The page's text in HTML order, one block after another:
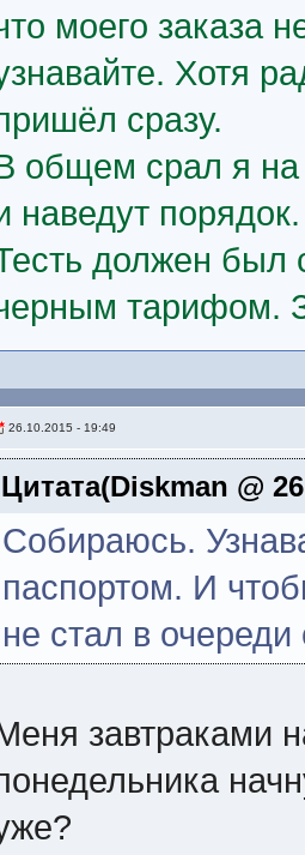
моего заказа
Хотя
сразу.
общем срал я на
наведут порядок.
должен был
тарифом.
26.10.2015 - 19:49
Цитата(Diskman @
Собираюсь.
паспортом. И
не стал в
завтраками